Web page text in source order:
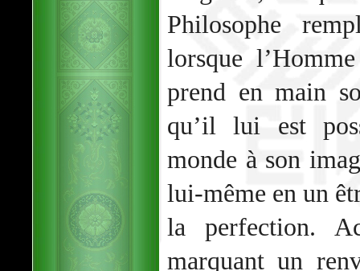
Philosophe
lorsque
prend en main
qu’il lui est
monde à son
lui-même en un
la perfection.
marquant un